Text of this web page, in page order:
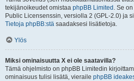
tekijänoikeudet omistaa phpBB Limited . Se
Public Licensenssin, versiolla 2 (GPL-2.0) ja
Tietoja phpBB:stä saadaksesi lisätietoja.
Ylös
Miksi ominaisuutta X ei ole saatavilla?
Tämä ohjelmisto on phpBB Limitedin
ominaisuus tulisi lisätä, vieraile phpBB